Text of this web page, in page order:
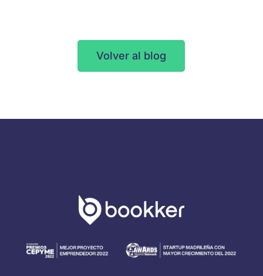
Volver al blog